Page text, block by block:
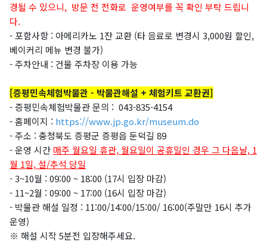
경될 수 있으니, 방문 전 전화로 운영여부를 꼭 확인 부탁 드립니
다.
- 포함사항 : 아메리카노 1잔 교환 (타 음료로 변경시 3,000원 할인,
베이커리 메뉴 변경 불가)
- 주차안내 : 건물 주차장 이용 가능
[증평민속체험박물관 - 박물관해설 + 체험키트 교환권]
- 증평민속체험박물관 문의 : 043-835-4154
- 홈페이지 : https://www.jp.go.kr/museum.do
- 주소 : 충청북도 증평군 증평읍 둔덕길 89
- 운영 시간 매주 월요일 휴관, 월요일이 공휴일인 경우 그 다음날, 1
월 1일, 설/추석 당일
- 3~10월 : 09:00 ~ 18:00 (17시 입장 마감)
- 11~2월 : 09:00 ~ 17:00 (16시 입장 마감)
- 박물관 해설 일정 : 11:00/14:00/15:00/ 16:00(주말만 16시 추가
운영)
※ 해설 시작 5분전 입장해주세요.